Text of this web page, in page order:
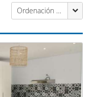
Ordenación Enalquiler